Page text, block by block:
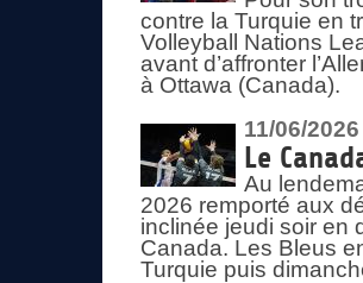
contre la Turquie en
Volleyball Nations
avant d’affronter
à Ottawa (Canada).
11/06/2026
Le
Au
2026 remporté aux
inclinée jeudi soir en
Canada. Les Bleus
Turquie puis